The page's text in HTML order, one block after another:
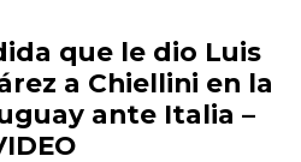
que le dio Luis
a Chiellini en la
ante Italia –